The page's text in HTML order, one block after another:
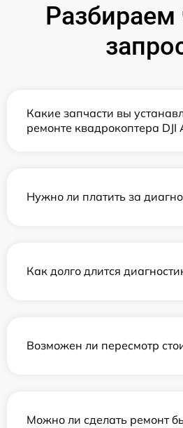
Разбираем
Какие запчасти вы
ремонте квадрокоптера DJI
Нужно ли платить за
Как долго длится
Возможен ли пересмотр
Можно ли сделать ремонт